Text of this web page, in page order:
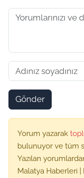
Gönder
Yorum yazarak
bulunuyor ve tüm
Yazılan
Malatya Haberleri